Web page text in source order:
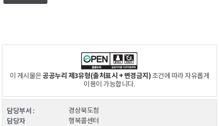
이 게시물은공공누리 제3유형(출처표시 + 변경금지)조건에 따라 자유롭게
이용이 가능합니다.
담당부서 : 경상북도청
담당자 행복콜센터